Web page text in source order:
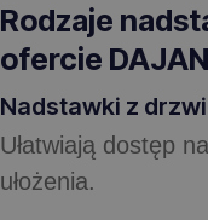
Rodzaje
ofercie
Nadstawki z
Ułatwiają dostęp
ułożenia.